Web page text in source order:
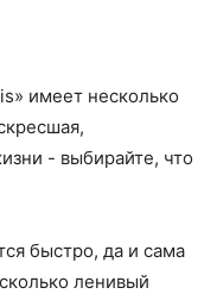
имеет несколько
- выбирайте, что
быстро, да и сама
ленивый